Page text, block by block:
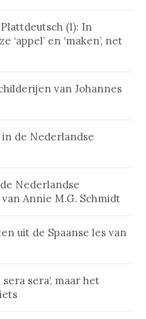
(1): In
‘appel’ en ‘maken’, net
van Johannes
in de Nederlandse
Nederlandse
Annie M.G. Schmidt
uit de Spaanse les van
sera’, maar het